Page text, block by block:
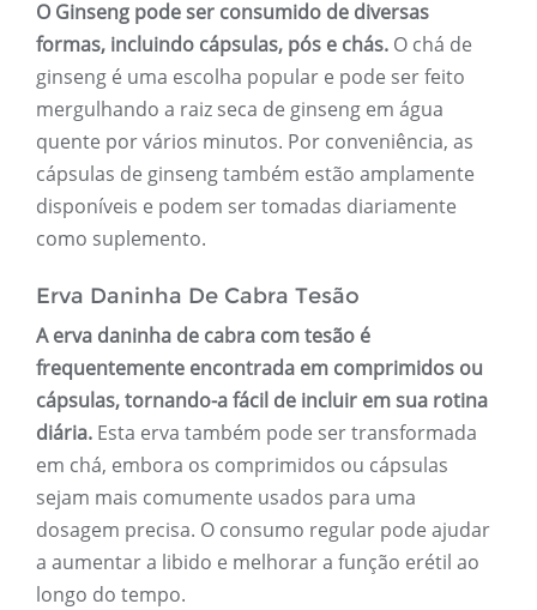
O Ginseng pode ser consumido de diversas
formas, incluindo cápsulas, pós e chás. O chá de
ginseng é uma escolha popular e pode ser feito
mergulhando a raiz seca de ginseng em água
quente por vários minutos. Por conveniência, as
cápsulas de ginseng também estão amplamente
disponíveis e podem ser tomadas diariamente
como suplemento.
Erva Daninha De Cabra Tesão
A erva daninha de cabra com tesão é
frequentemente encontrada em comprimidos ou
cápsulas, tornando-a fácil de incluir em sua rotina
diária. Esta erva também pode ser transformada
em chá, embora os comprimidos ou cápsulas
sejam mais comumente usados ​​para uma
dosagem precisa. O consumo regular pode ajudar
a aumentar a libido e melhorar a função erétil ao
longo do tempo.